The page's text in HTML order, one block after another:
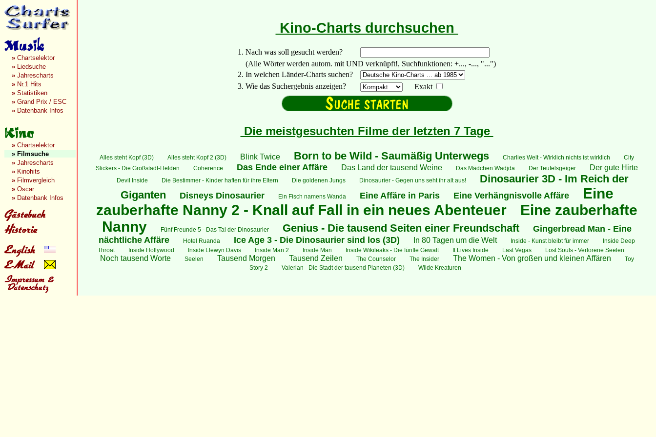
» Chartselektor
» Liedsuche
» Jahrescharts
» Nr.1 Hits
» Statistiken
» Grand Prix / ESC
» Datenbank Infos
» Chartselektor
» Filmsuche
» Jahrescharts
» Kinohits
» Filmvergleich
» Oscar
» Datenbank Infos
Kino-Charts durchsuchen
1. Nach was soll gesucht werden?
(Alle Wörter werden autom. mit UND verknüpft!, Suchfunktionen: +..., -..., "...")
2. In welchen Länder-Charts suchen?
3. Wie das Suchergebnis anzeigen?
Exakt
Die meistgesuchten Filme der letzten 7 Tage
Alles steht Kopf (3D) Alles steht Kopf 2 (3D) Blink Twice Born to be Wild - Saumäßig Unterwegs Charlies Welt - Wirklich nichts ist wirklich
City
Slickers - Die Großstadt-Helden
Coherence Das Ende einer Affäre Das Land der tausend Weine Das Mädchen Wadjda Der Teufelsgeiger Der gute Hirte
Devil Inside Die Bestimmer - Kinder haften für ihre Eltern Die goldenen Jungs Dinosaurier - Gegen uns seht ihr alt aus!
Dinosaurier 3D - Im Reich der
Giganten
Disneys Dinosaurier Ein Fisch namens Wanda Eine Affäre in Paris Eine Verhängnisvolle Affäre
Eine
zauberhafte Nanny 2 - Knall auf Fall in ein neues Abenteuer
Eine zauberhafte
Nanny
Fünf Freunde 5 - Das Tal der Dinosaurier Genius - Die tausend Seiten einer Freundschaft
Gingerbread Man - Eine
nächtliche Affäre
Hotel Ruanda Ice Age 3 - Die Dinosaurier sind los (3D) In 80 Tagen um die Welt Inside - Kunst bleibt für immer
Inside Deep
Throat
Inside Hollywood Inside Llewyn Davis Inside Man 2 Inside Man Inside Wikileaks - Die fünfte Gewalt It Lives Inside Last Vegas Lost Souls - Verlorene Seelen
Noch tausend Worte Seelen Tausend Morgen Tausend Zeilen The Counselor The Insider The Women - Von großen und kleinen Affären
Toy
Story 2
Valerian - Die Stadt der tausend Planeten (3D) Wilde Kreaturen